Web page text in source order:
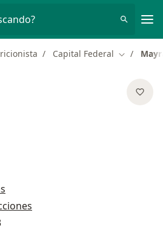
Capital Federal Cambiar